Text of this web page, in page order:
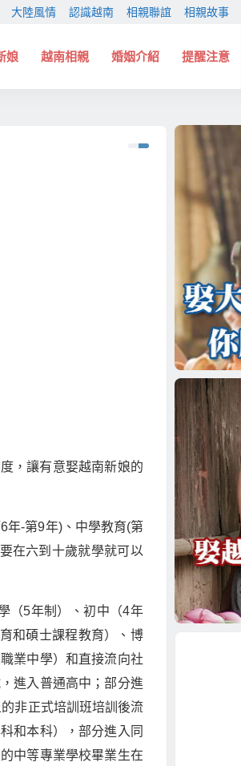
大陸風情 認識越南 相親聯誼 相親故事
娘 越南相親 婚姻介紹 提醒注意
，讓有意娶越南新娘的
年-第9年)、中學教育(第
在六到十歲就學就可以
（5年制）、初中（4年
和碩士課程教育）、博
業中學）和直接流向社
進入普通高中；部分進
非正式培訓班培訓後流
和本科），部分進入同
中等專業學校畢業生在